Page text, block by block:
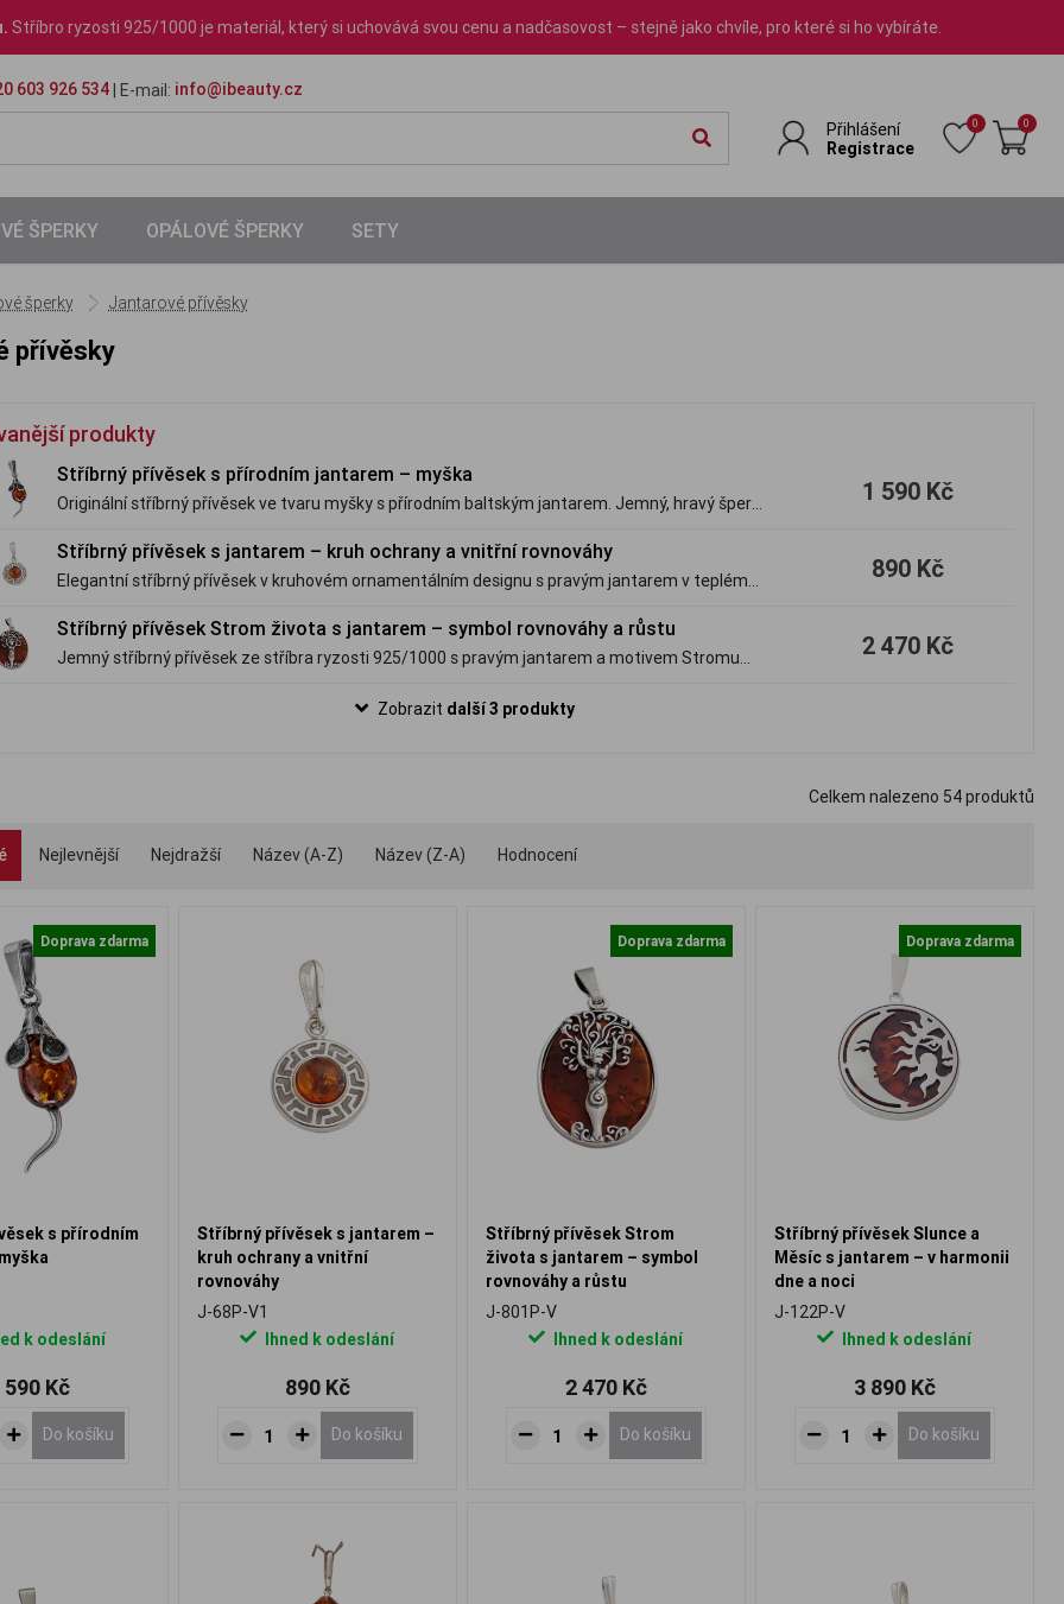
Stříbro ryzosti 925/1000 je materiál, který si uchovává svou cenu a nadčasovost – stejně jako chvíle, pro které si ho vybíráte.
603 926 534| E-mail: info@ibeauty.cz
Přihlášení
Registrace
0 0
ŠPERKY OPÁLOVÉ ŠPERKY SETY
šperky Jantarové přívěsky
přívěsky
produkty
Stříbrný přívěsek s přírodním jantarem – myška
Originální stříbrný přívěsek ve tvaru myšky s přírodním baltským jantarem. Jemný, hravý šperk
1 590 Kč
Stříbrný přívěsek s jantarem – kruh ochrany a vnitřní rovnováhy
Elegantní stříbrný přívěsek v kruhovém ornamentálním designu s pravým jantarem v teplém
890 Kč
Stříbrný přívěsek Strom života s jantarem – symbol rovnováhy a růstu
Jemný stříbrný přívěsek ze stříbra ryzosti 925/1000 s pravým jantarem a motivem Stromu
2 470 Kč
Zobrazit další 3 produkty
Celkem nalezeno 54produktů
Nejlevnější Nejdražší Název (A-Z) Název (Z-A) Hodnocení
Doprava zdarma
s přírodním
k odeslání
590 Kč
Do košíku
Stříbrný přívěsek s jantarem –
kruh ochrany a vnitřní
rovnováhy
J-68P-V1
Ihned k odeslání
890 Kč
Do košíku
Doprava zdarma
Stříbrný přívěsek Strom
života s jantarem – symbol
rovnováhy a růstu
J-801P-V
Ihned k odeslání
2 470 Kč
Do košíku
Doprava zdarma
Stříbrný přívěsek Slunce a
Měsíc s jantarem – v harmonii
dne a noci
J-122P-V
Ihned k odeslání
3 890 Kč
Do košíku